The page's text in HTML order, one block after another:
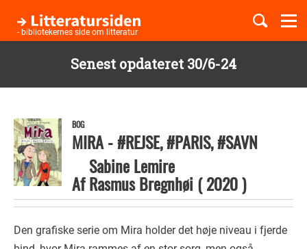
Senest opdateret 30/6-24
hovedindhold
- bibliotekernes side om litteratur
Børnebøger
Temaer
BOG
MIRA - #REJSE, #PARIS, #SAVN
Af
Sabine Lemire
Rasmus Bregnhøi (2020)
Den grafiske serie om Mira holder det høje niveau i fjerde